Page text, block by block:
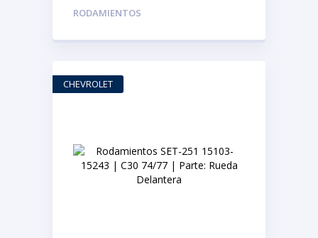
3871W-3CS63 | Toyota
Rueda Delantera
RODAMIENTOS
CHEVROLET